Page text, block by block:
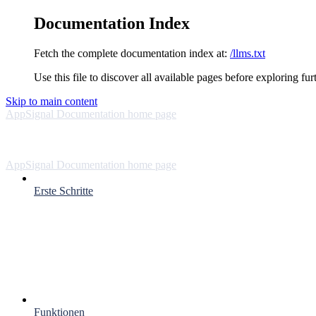
Documentation Index
Fetch the complete documentation index at: /llms.txt
Use this file to discover all available pages before exploring
Skip to main content
AppSignal Documentation home page
AppSignal Documentation home page
Erste Schritte
Funktionen